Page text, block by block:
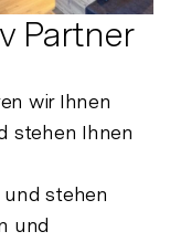
Partner
wir Ihnen
stehen Ihnen
stehen
und